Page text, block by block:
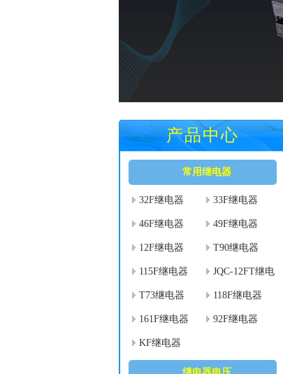
产品中心
常用继电器
32F继电器 33F继电器
46F继电器 49F继电器
12F继电器 T90继电器
115F继电器
JQC-12FT继电
T73继电器 118F继电器
161F继电器 92F继电器
KF继电器